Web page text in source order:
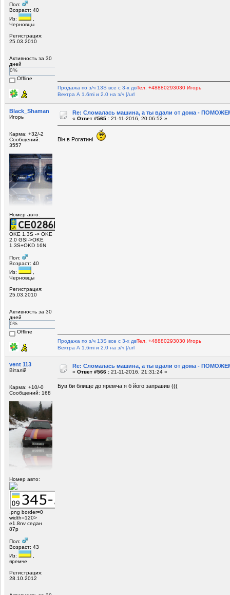
Пол:
Возраст: 40
Из:
,
Черновцы
Регистрация:
25.03.2010
Активность за 30
дней
0%
Offline
Продажа по з/ч 13S все с 3-х двТел. +48880293030 Игорь
Вектра А 1.6mi и 2.0 на з/ч [/url
Black_Shaman
Игорь
Карма: +32/-2
Сообщений:
3557
Номер авто:
OKE 1.3S -> OKE
2.0 GSI->OKE
1.3S+OKD 16N
Пол:
Возраст: 40
Из:
,
Черновцы
Регистрация:
25.03.2010
Активность за 30
дней
0%
Offline
Re: Сломалась машина, а ты вдали от дома -
« Ответ #565 : 21-11-2016, 20:06:52 »
Він в Рогатині
Продажа по з/ч 13S все с 3-х двТел. +48880293030 Игорь
Вектра А 1.6mi и 2.0 на з/ч [/url
vent 113
Віталій
Карма: +10/-0
Сообщений: 168
Номер авто:
.png border=0
width=120>
e1.8nv седан
87р
Пол:
Возраст: 43
Из:
яремче
Регистрация:
28.10.2012
Re: Сломалась машина, а ты вдали от дома -
« Ответ #566 : 21-11-2016, 21:31:24 »
Був би блище до яремча я б його заправив (((